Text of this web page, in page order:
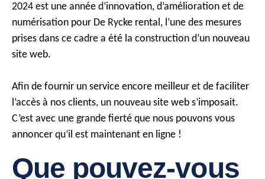
2024 est une année d’innovation, d’amélioration et de
numérisation pour De Rycke rental, l’une des mesures
prises dans ce cadre a été la construction d’un nouveau
site web.
Afin de fournir un service encore meilleur et de faciliter
l’accès à nos clients, un nouveau site web s’imposait.
C’est avec une grande fierté que nous pouvons vous
annoncer qu’il est maintenant en ligne !
Que pouvez-vous